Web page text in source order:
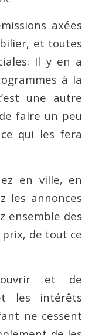
axées
et toutes
Il y en a
à la
une autre
faire un peu
ce qui les fera
en ville, en
les annonces
ensemble des
de tout ce
et de
les intérêts
ne cessent